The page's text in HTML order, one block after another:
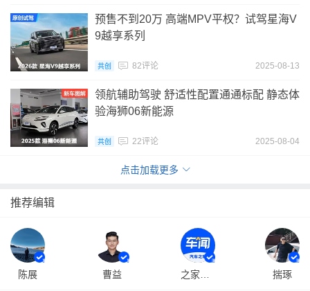
预售不到20万 高端MPV平权？试驾星海V
9越享系列
共创 82评论 2025-08-13
领航辅助驾驶 舒适性配置通通标配 静态体
验海狮06新能源
共创 22评论 2025-08-04
点击加载更多
推荐编辑
陈展 曹益 揣琢